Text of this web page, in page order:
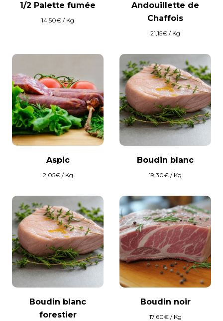
1/2 Palette fumée
14,50€ / Kg
Andouillette de
Chaffois
21,15€ / Kg
Aspic
2,05€/ Kg
Boudin blanc
19,30€ / Kg
Boudin blanc
forestier
Boudin noir
17,60€/ Kg